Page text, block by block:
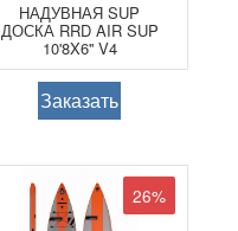
НАДУВНАЯ SUP
ДОСКА RRD AIR SUP
10'8X6'' V4
Заказать
26%